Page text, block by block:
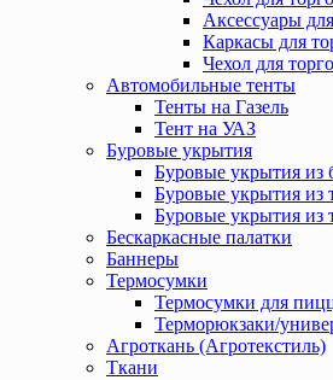
Аксессуары
Каркасы для
Чехол для
Автомобильные тенты
Тенты на Газель
Тент на УАЗ
Буровые укрытия
Буровые укрытия из
Буровые укрытия из
Буровые укрытия
Бескаркасные палатки
Баннеры
Термосумки
Термосумки для
Терморюкзаки/
Агроткань (Агротекстиль)
Ткани